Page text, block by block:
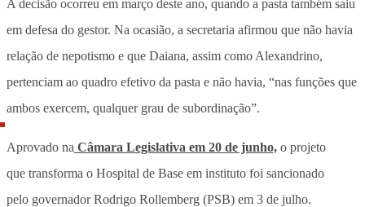
A decisão ocorreu em março deste ano, quando a pasta também saiu
em defesa do gestor. Na ocasião, a secretaria afirmou que não havia
relação de nepotismo e que Daiana, assim como Alexandrino,
pertenciam ao quadro efetivo da pasta e não havia, “nas funções que
ambos exercem, qualquer grau de subordinação”.
Aprovado na Câmara Legislativa em 20 de junho, o projeto
que transforma o Hospital de Base em instituto foi sancionado
pelo governador Rodrigo Rollemberg (PSB) em 3 de julho.